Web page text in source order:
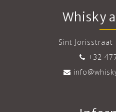
Whisky
Sint Jorisstraat
+32